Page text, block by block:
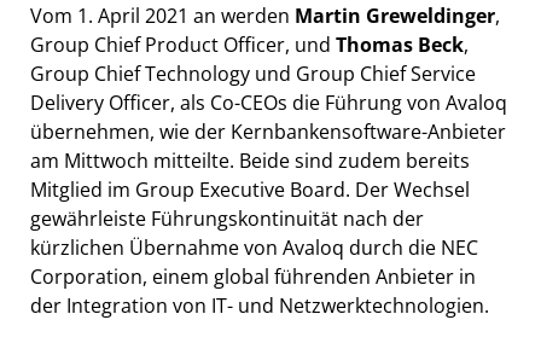
Vom 1. April 2021 an werden Martin Greweldinger,
Group Chief Product Officer, und Thomas Beck,
Group Chief Technology und Group Chief Service
Delivery Officer, als Co-CEOs die Führung von Avaloq
übernehmen, wie der Kernbankensoftware-Anbieter
am Mittwoch mitteilte. Beide sind zudem bereits
Mitglied im Group Executive Board. Der Wechsel
gewährleiste Führungskontinuität nach der
kürzlichen Übernahme von Avaloq durch die NEC
Corporation, einem global führenden Anbieter in
der Integration von IT- und Netzwerktechnologien.